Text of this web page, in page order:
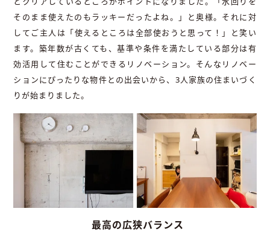
そのまま使えたのもラッキーだったよね。」と奥様。それに対
してご主人は「使えるところは全部使おうと思って！」と笑い
ます。築年数が古くても、基準や条件を満たしている部分は有
効活用して住むことができるリノベーション。そんなリノベー
ションにぴったりな物件との出会いから、3人家族の住まいづく
りが始まりました。
最高の広狭バランス